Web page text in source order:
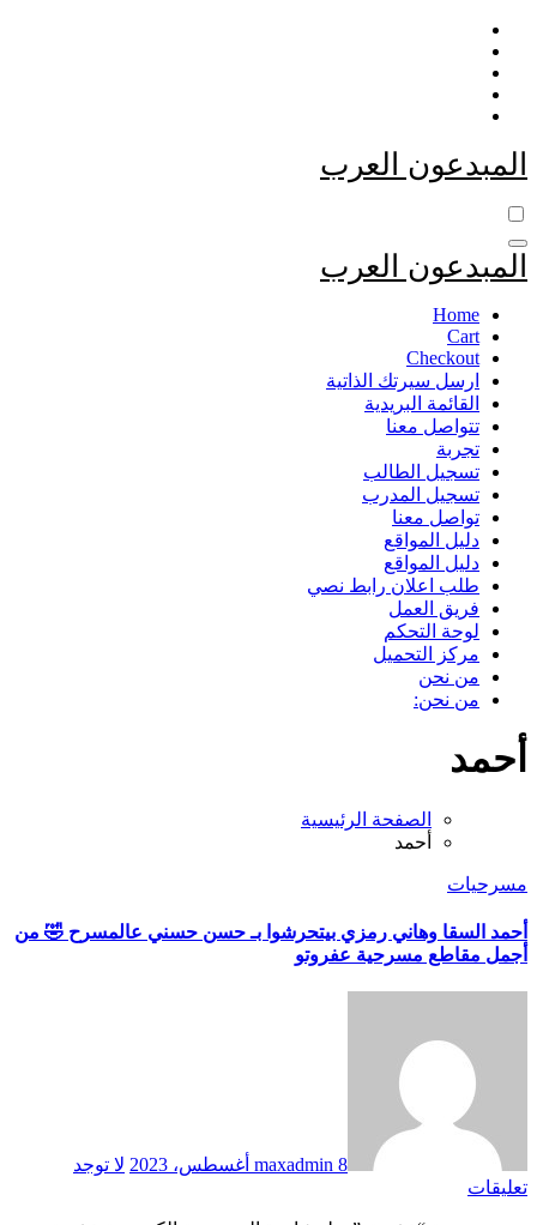
التجاوز
المحتوى
المبدعون العرب
المبدعون العرب
Home
Cart
Checkout
ارسل سيرتك الذاتية
القائمة البريدية
تتواصل معنا
تجربة
تسجيل الطالب
تسجيل المدرب
تواصل معنا
دليل المواقع
دليل المواقع
طلب اعلان رابط نصي
فريق العمل
لوحة التحكم
مركز التحميل
من نحن
من نحن:
أحمد
الصفحة الرئيسية
أحمد
مسرحيات
أحمد السقا وهاني رمزي بيتحرشوا بـ حسن حسني عالمسرح 🤣 من
أجمل مقاطع مسرحية عفروتو
maxadmin 8 أغسطس، 2023
لا توجد
تعليقات